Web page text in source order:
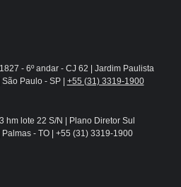
- 6º andar - CJ 62 | Jardim Paulista
Paulo - SP | +55 (31) 3319-1900
hm lote 22 S/N | Plano Diretor Sul
- TO | +55 (31) 3319-1900